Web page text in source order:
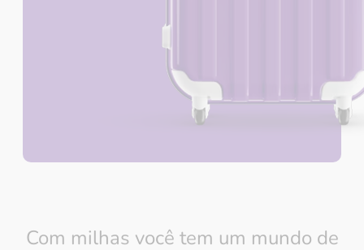
Com milhas você tem um mundo de